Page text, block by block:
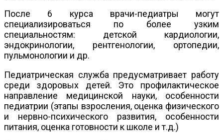
После 6 курса врачи-педиатры могут
специализироваться по более узким
специальностям: детской кардиологии,
эндокринологии, рентгенологии, ортопедии,
пульмонологии и др.
Педиатрическая служба предусматривает работу
среди здоровых детей. Это профилактическое
направление медицинской науки, особенности
педиатрии (этапы взросления, оценка физического
и нервно-психического развития, особенности
питания, оценка готовности к школе и т.д.)